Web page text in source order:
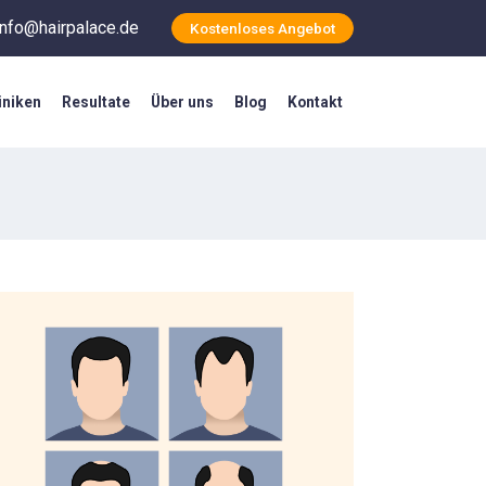
Kostenloses Angebot
Resultate Über uns Blog Kontakt